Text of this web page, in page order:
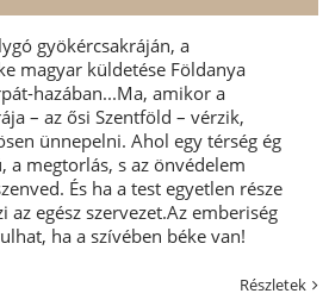
gyökércsakráján, a
magyar küldetése Földanya
hazában...Ma, amikor a
– az ősi Szentföld – vérzik,
ünnepelni. Ahol egy térség ég
a megtorlás, s az önvédelem
És ha a test egyetlen része
az egész szervezet.Az emberiség
ha a szívében béke van!
Részletek